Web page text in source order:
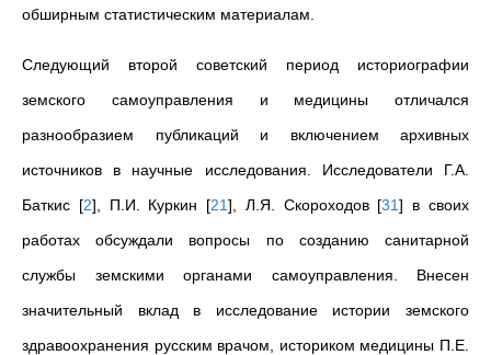
обширным статистическим материалам.
Следующий второй советский период историографии
земского самоуправления и медицины отличался
разнообразием публикаций и включением архивных
источников в научные исследования. Исследователи Г.А.
Баткис [2] , П.И. Куркин [21] , Л.Я. Скороходов [31] в своих
работах обсуждали вопросы по созданию санитарной
службы земскими органами самоуправления. Внесен
значительный вклад в исследование истории земского
здравоохранения русским врачом, историком медицины П.Е.